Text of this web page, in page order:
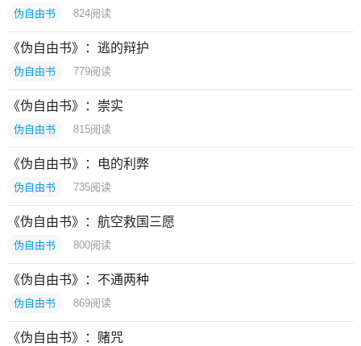
伪自由书 824阅读
《伪自由书》：逃的辩护
伪自由书 779阅读
《伪自由书》：崇实
伪自由书 815阅读
《伪自由书》：电的利弊
伪自由书 735阅读
《伪自由书》：航空救国三愿
伪自由书 800阅读
《伪自由书》：不通两种
伪自由书 869阅读
《伪自由书》：赌咒